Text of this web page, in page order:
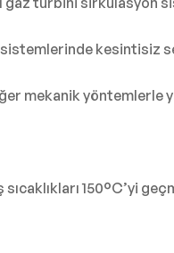
kesintisiz
mekanik yöntemlerle
sıcaklıkları 150°C’yi